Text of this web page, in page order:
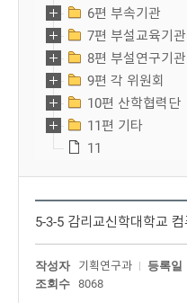
6편 부속기관
7편 부설교육기관
8편 부설연구기관
9편 각 위원회
10편 산학협력단
11편 기타
11
5-3-5 감리교신학대학교
작성자 기획연구과 등록일
조회수
8068